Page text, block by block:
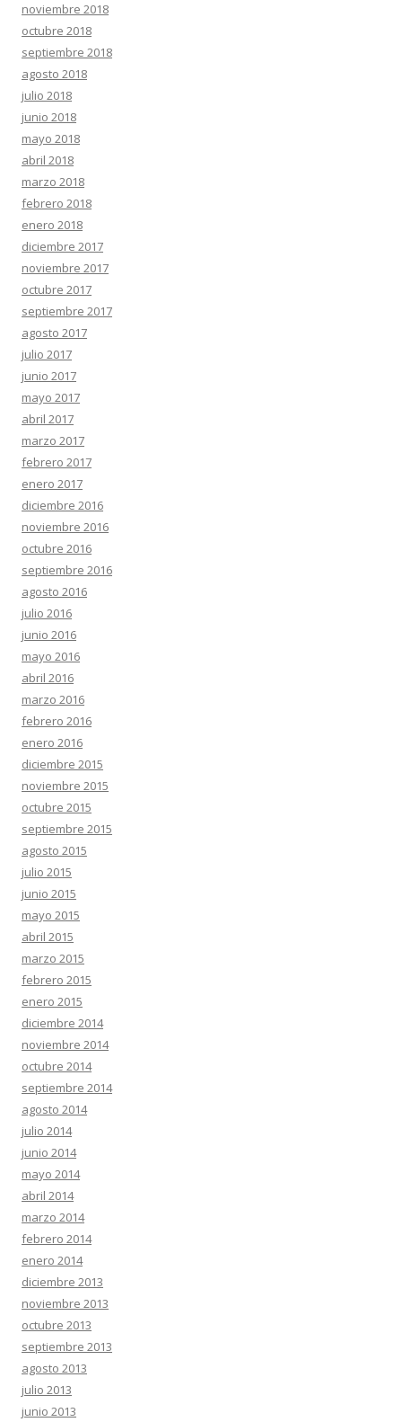
noviembre 2018
octubre 2018
septiembre 2018
agosto 2018
julio 2018
junio 2018
mayo 2018
abril 2018
marzo 2018
febrero 2018
enero 2018
diciembre 2017
noviembre 2017
octubre 2017
septiembre 2017
agosto 2017
julio 2017
junio 2017
mayo 2017
abril 2017
marzo 2017
febrero 2017
enero 2017
diciembre 2016
noviembre 2016
octubre 2016
septiembre 2016
agosto 2016
julio 2016
junio 2016
mayo 2016
abril 2016
marzo 2016
febrero 2016
enero 2016
diciembre 2015
noviembre 2015
octubre 2015
septiembre 2015
agosto 2015
julio 2015
junio 2015
mayo 2015
abril 2015
marzo 2015
febrero 2015
enero 2015
diciembre 2014
noviembre 2014
octubre 2014
septiembre 2014
agosto 2014
julio 2014
junio 2014
mayo 2014
abril 2014
marzo 2014
febrero 2014
enero 2014
diciembre 2013
noviembre 2013
octubre 2013
septiembre 2013
agosto 2013
julio 2013
junio 2013